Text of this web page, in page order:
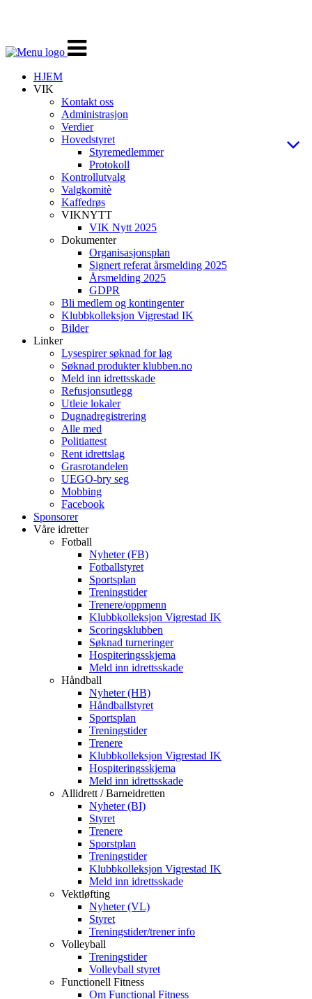
Veksle
navigasjon
HJEM
VIK
Kontakt oss
Administrasjon
Verdier
Hovedstyret
Styremedlemmer
Protokoll
Kontrollutvalg
Valgkomitè
Kaffedrøs
VIKNYTT
VIK Nytt 2025
Dokumenter
Organisasjonsplan
Signert referat årsmelding 2025
Årsmelding 2025
GDPR
Bli medlem og kontingenter
Klubbkolleksjon Vigrestad IK
Bilder
Linker
Lysespirer søknad for lag
Søknad produkter klubben.no
Meld inn idrettsskade
Refusjonsutlegg
Utleie lokaler
Dugnadregistrering
Alle med
Politiattest
Rent idrettslag
Grasrotandelen
UEGO-bry seg
Mobbing
Facebook
Sponsorer
Våre idretter
Fotball
Nyheter (FB)
Fotballstyret
Sportsplan
Treningstider
Trenere/oppmenn
Klubbkolleksjon Vigrestad IK
Scoringsklubben
Søknad turneringer
Hospiteringsskjema
Meld inn idrettsskade
Håndball
Nyheter (HB)
Håndballstyret
Sportsplan
Treningstider
Trenere
Klubbkolleksjon Vigrestad IK
Hospiteringsskjema
Meld inn idrettsskade
Allidrett / Barneidretten
Nyheter (BI)
Styret
Trenere
Sporstplan
Treningstider
Klubbkolleksjon Vigrestad IK
Meld inn idrettsskade
Vektløfting
Nyheter (VL)
Styret
Treningstider/trener info
Volleyball
Treningstider
Volleyball styret
Functionell Fitness
Om Functional Fitness